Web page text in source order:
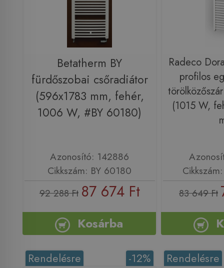
Betatherm BY
fürdőszobai csőradiátor
(596x1783 mm, fehér,
1006 W, #BY 60180)
Azonosító: 142886
Cikkszám: BY 60180
92 288 Ft 87 674 Ft
Kosárba
Radeco
profilos
(1015 W,
83 649 Ft
-12%
Rendelésre Rendelésre